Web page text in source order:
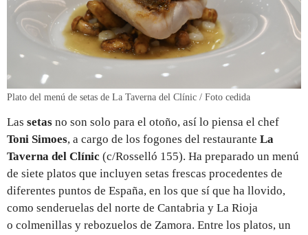
Plato del menú de setas de La Taverna del Clínic / Foto cedida
Las setas no son solo para el otoño, así lo piensa el chef
Toni Simoes, a cargo de los fogones del restaurante La
Taverna del Clínic (c/Rosselló 155). Ha preparado un menú
de siete platos que incluyen setas frescas procedentes de
diferentes puntos de España, en los que sí que ha llovido,
como senderuelas del norte de Cantabria y La Rioja
o colmenillas y rebozuelos de Zamora. Entre los platos, un